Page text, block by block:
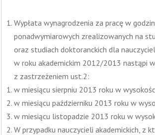
Wypłata wynagrodzenia za pracę w
ponadwymiarowych zrealizowanych na
oraz studiach doktoranckich dla
w roku akademickim 2012/2013 nastąpi
z zastrzeżeniem ust.2:
w miesiącu sierpniu 2013 roku w
w miesiącu październiku 2013 roku w
w miesiącu listopadzie 2013 roku w
W przypadku nauczycieli akademickich, z